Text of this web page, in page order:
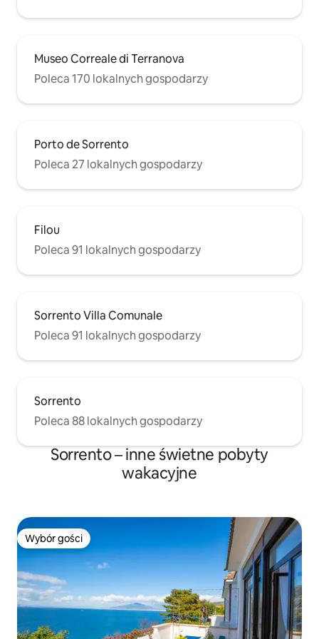
Museo Correale di Terranova
Poleca 170 lokalnych gospodarzy
Porto de Sorrento
Poleca 27 lokalnych gospodarzy
Filou
Poleca 91 lokalnych gospodarzy
Sorrento Villa Comunale
Poleca 91 lokalnych gospodarzy
Sorrento
Poleca 88 lokalnych gospodarzy
Sorrento – inne świetne pobyty
wakacyjne
Wybór gości
Wybór gości